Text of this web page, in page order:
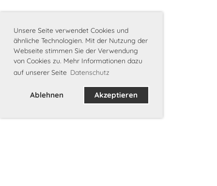
Unsere Seite verwendet Cookies und
ähnliche Technologien. Mit der Nutzung der
Webseite stimmen Sie der Verwendung
von Cookies zu. Mehr Informationen dazu
auf unserer Seite Datenschutz
Ablehnen Akzeptieren